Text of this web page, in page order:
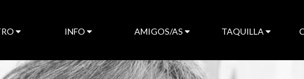
INFO AMIGOS/AS TAQUILLA